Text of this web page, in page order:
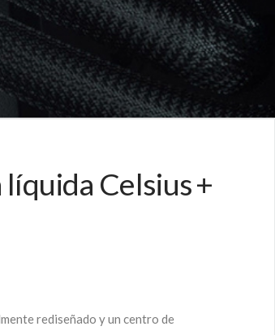
Celsius +
rediseñado y un centro de